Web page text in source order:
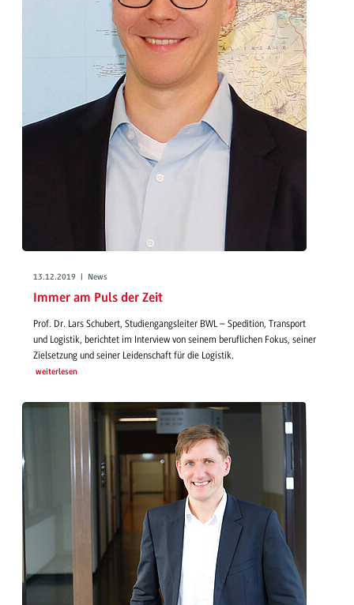
13.12.2019 | News
Immer am Puls der Zeit
Prof. Dr. Lars Schubert, Studiengangsleiter BWL – Spedition, Transport
und Logistik, berichtet im Interview von seinem beruflichen Fokus, seiner
Zielsetzung und seiner Leidenschaft für die Logistik.
weiterlesen